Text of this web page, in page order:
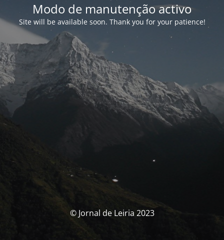
Modo de manutenção activo
Site will be available soon. Thank you for your patience!
© Jornal de Leiria 2023